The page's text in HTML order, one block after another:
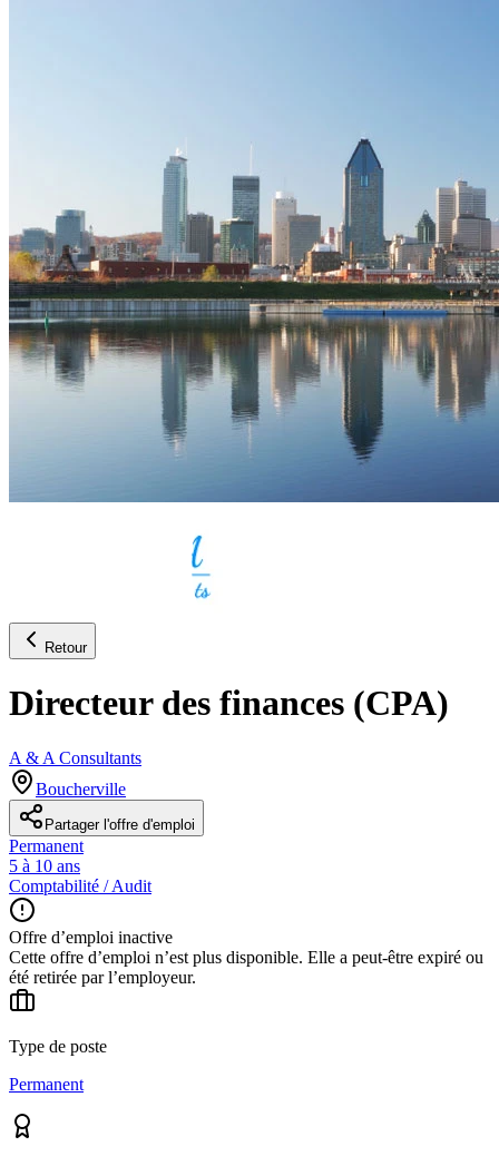
Retour
Directeur des finances (CPA)
A & A Consultants
Boucherville
Partager l'offre d'emploi
Permanent
5 à 10 ans
Comptabilité / Audit
Offre d’emploi inactive
Cette offre d’emploi n’est plus disponible. Elle a peut-être expiré ou
été retirée par l’employeur.
Type de poste
Permanent